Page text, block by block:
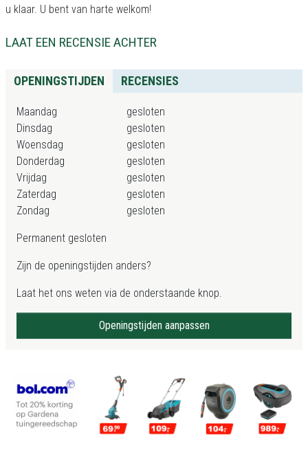
u klaar. U bent van harte welkom!
LAAT EEN RECENSIE ACHTER
OPENINGSTIJDEN RECENSIES
Maandag
gesloten
Dinsdag
gesloten
Woensdag
gesloten
Donderdag
gesloten
Vrijdag
gesloten
Zaterdag
gesloten
Zondag
gesloten
Permanent gesloten
Zijn de openingstijden anders?
Laat het ons weten via de onderstaande knop.
Openingstijden aanpassen